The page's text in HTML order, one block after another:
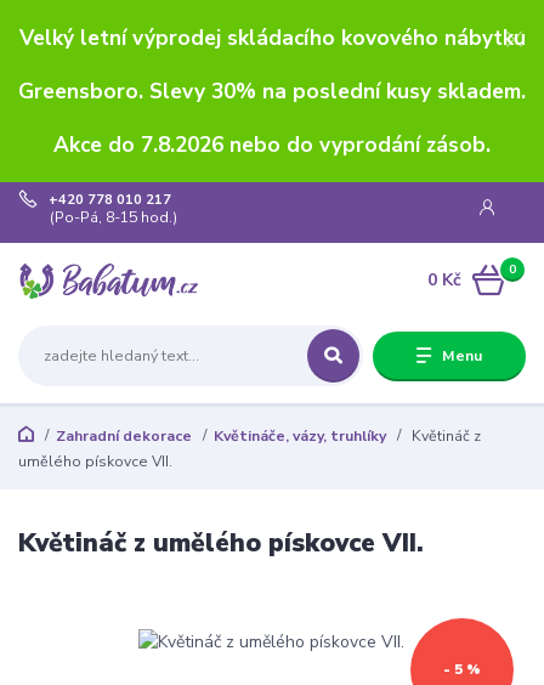
Velký letní výprodej skládacího kovového nábytku
Greensboro. Slevy 30% na poslední kusy skladem.
Akce do 7.8.2026 nebo do vyprodání zásob.
Menu
+420 778 010 217
(Po-Pá, 8-15 hod.)
0
0 Kč
Zahradní dekorace Květináče, vázy, truhlíky
Květináč z
umělého pískovce VII.
Květináč z umělého pískovce VII.
- 5 %